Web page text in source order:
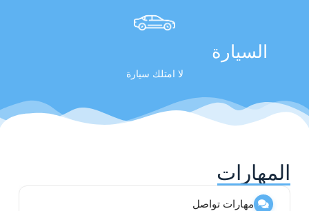
السيارة
لا امتلك سيارة
المهارات
مهارات تواصل